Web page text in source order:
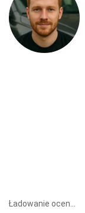
Ładowanie ocen...